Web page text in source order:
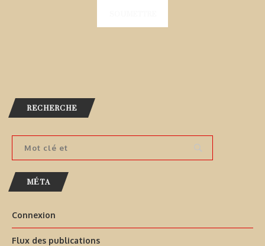
RECHERCHE
MÉTA
Connexion
Flux des publications